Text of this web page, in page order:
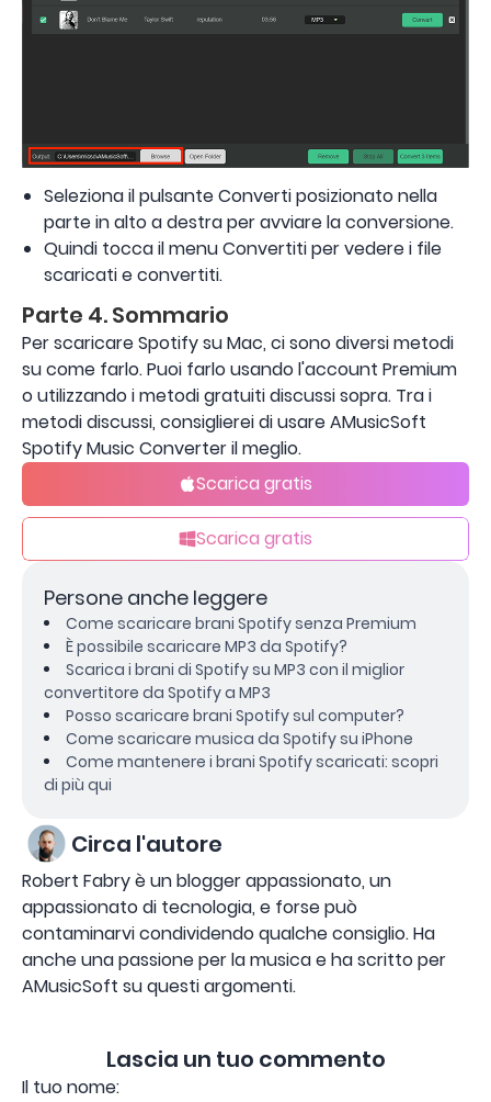
Seleziona il pulsante Converti posizionato nella
parte in alto a destra per avviare la conversione.
Quindi tocca il menu Convertiti per vedere i file
scaricati e convertiti.
Parte 4. Sommario
Per scaricare Spotify su Mac, ci sono diversi metodi
su come farlo. Puoi farlo usando l'account Premium
o utilizzando i metodi gratuiti discussi sopra. Tra i
metodi discussi, consiglierei di usare AMusicSoft
Spotify Music Converter il meglio.
Scarica gratis
Scarica gratis
Persone anche leggere
Come scaricare brani Spotify senza Premium
È possibile scaricare MP3 da Spotify?
Scarica i brani di Spotify su MP3 con il miglior
convertitore da Spotify a MP3
Posso scaricare brani Spotify sul computer?
Come scaricare musica da Spotify su iPhone
Come mantenere i brani Spotify scaricati: scopri
di più qui
Circa l'autore
Robert Fabry è un blogger appassionato, un
appassionato di tecnologia, e forse può
contaminarvi condividendo qualche consiglio. Ha
anche una passione per la musica e ha scritto per
AMusicSoft su questi argomenti.
Lascia un tuo commento
Il tuo nome: